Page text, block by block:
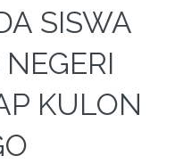
SISWA
KULON